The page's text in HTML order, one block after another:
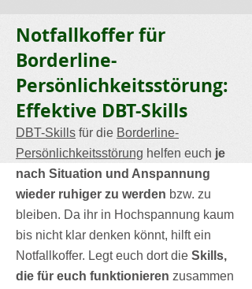
Notfallkoffer für
Borderline-
Persönlichkeitsstörung:
Effektive DBT-Skills
DBT-Skills für die Borderline-
Persönlichkeitsstörung helfen euch je
nach Situation und Anspannung
wieder ruhiger zu werden bzw. zu
bleiben. Da ihr in Hochspannung kaum
bis nicht klar denken könnt, hilft ein
Notfallkoffer. Legt euch dort die Skills,
die für euch funktionieren zusammen